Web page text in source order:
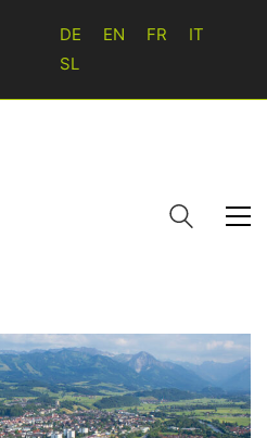
DE EN FR
IT
SL